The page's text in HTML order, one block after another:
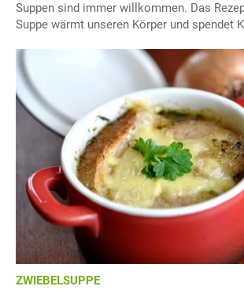
Suppen sind immer willkommen. Das
Suppe wärmt unseren Körper und spendet
ZWIEBELSUPPE